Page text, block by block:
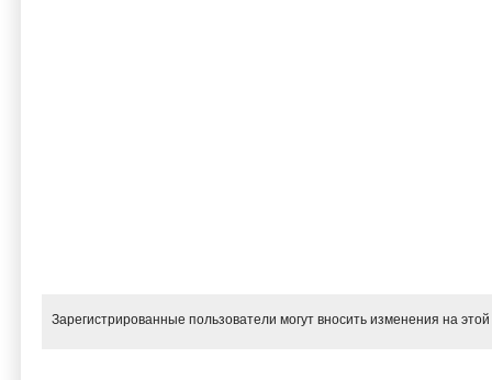
Зарегистрированные пользователи могут вносить изменения на